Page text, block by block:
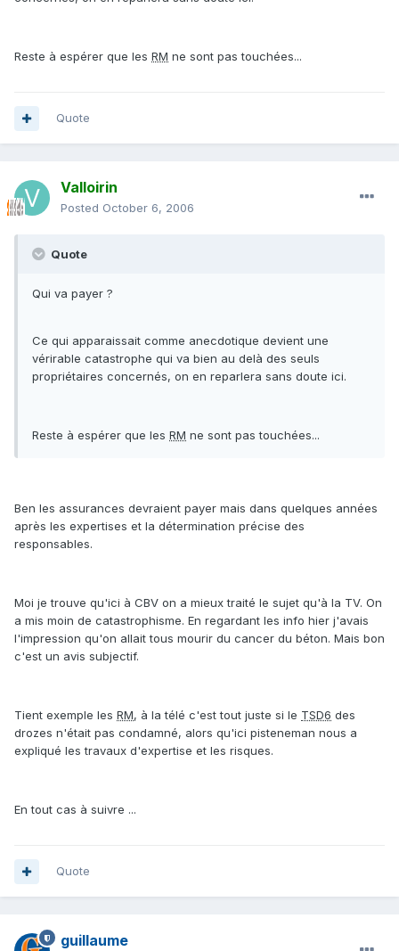
Reste à espérer que les RM ne sont pas touchées...
Quote
Valloirin
Posted October 6, 2006
Quote
Qui va payer ?
Ce qui apparaissait comme anecdotique devient une
vérirable catastrophe qui va bien au delà des seuls
propriétaires concernés, on en reparlera sans doute ici.
Reste à espérer que les RM ne sont pas touchées...
Ben les assurances devraient payer mais dans quelques années
après les expertises et la détermination précise des
responsables.
Moi je trouve qu'ici à CBV on a mieux traité le sujet qu'à la TV. On
a mis moin de catastrophisme. En regardant les info hier j'avais
l'impression qu'on allait tous mourir du cancer du béton. Mais bon
c'est un avis subjectif.
Tient exemple les RM, à la télé c'est tout juste si le TSD6 des
drozes n'était pas condamné, alors qu'ici pisteneman nous a
expliqué les travaux d'expertise et les risques.
En tout cas à suivre ...
Quote
guillaume